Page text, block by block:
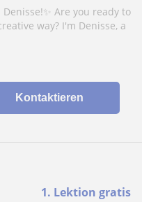
Are you ready to
way? I'm Denisse, a
Kontaktieren
1. Lektion gratis